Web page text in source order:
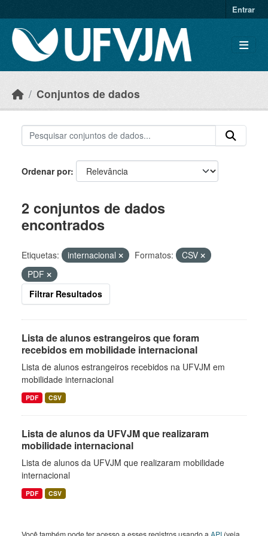
Entrar
Conjuntos de dados
Ordenar por
2 conjuntos de dados
encontrados
Etiquetas: internacional Formatos:
CSV
PDF
Filtrar Resultados
Lista de alunos estrangeiros que foram
recebidos em mobilidade internacional
Lista de alunos estrangeiros recebidos na UFVJM em
mobilidade internacional
PDF CSV
Lista de alunos da UFVJM que realizaram
mobilidade internacional
Lista de alunos da UFVJM que realizaram mobilidade
internacional
PDF CSV
Você também pode ter acesso a esses registros usando a API (veja